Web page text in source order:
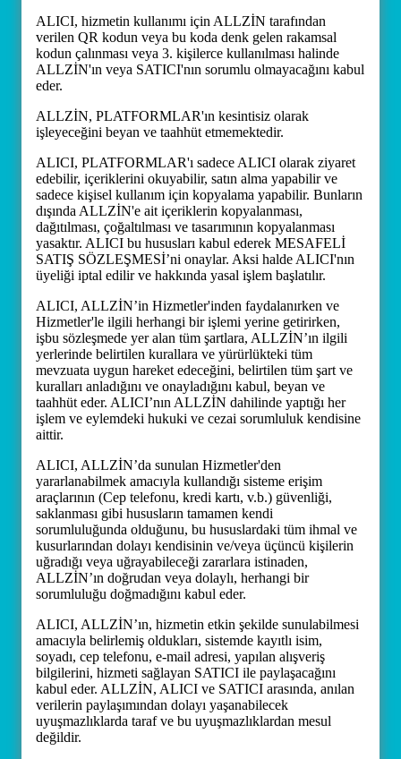
ALICI, hizmetin kullanımı için ALLZİN tarafından
verilen QR kodun veya bu koda denk gelen rakamsal
kodun çalınması veya 3. kişilerce kullanılması halinde
ALLZİN'ın veya SATICI'nın sorumlu olmayacağını kabul
eder.
ALLZİN, PLATFORMLAR'ın kesintisiz olarak
işleyeceğini beyan ve taahhüt etmemektedir.
ALICI, PLATFORMLAR'ı sadece ALICI olarak ziyaret
edebilir, içeriklerini okuyabilir, satın alma yapabilir ve
sadece kişisel kullanım için kopyalama yapabilir. Bunların
dışında ALLZİN'e ait içeriklerin kopyalanması,
dağıtılması, çoğaltılması ve tasarımının kopyalanması
yasaktır. ALICI bu hususları kabul ederek MESAFELİ
SATIŞ SÖZLEŞMESİ’ni onaylar. Aksi halde ALICI'nın
üyeliği iptal edilir ve hakkında yasal işlem başlatılır.
ALICI, ALLZİN’in Hizmetler'inden faydalanırken ve
Hizmetler'le ilgili herhangi bir işlemi yerine getirirken,
işbu sözleşmede yer alan tüm şartlara, ALLZİN’ın ilgili
yerlerinde belirtilen kurallara ve yürürlükteki tüm
mevzuata uygun hareket edeceğini, belirtilen tüm şart ve
kuralları anladığını ve onayladığını kabul, beyan ve
taahhüt eder. ALICI’nın ALLZİN dahilinde yaptığı her
işlem ve eylemdeki hukuki ve cezai sorumluluk kendisine
aittir.
ALICI, ALLZİN’da sunulan Hizmetler'den
yararlanabilmek amacıyla kullandığı sisteme erişim
araçlarının (Cep telefonu, kredi kartı, v.b.) güvenliği,
saklanması gibi hususların tamamen kendi
sorumluluğunda olduğunu, bu hususlardaki tüm ihmal ve
kusurlarından dolayı kendisinin ve/veya üçüncü kişilerin
uğradığı veya uğrayabileceği zararlara istinaden,
ALLZİN’ın doğrudan veya dolaylı, herhangi bir
sorumluluğu doğmadığını kabul eder.
ALICI, ALLZİN’ın, hizmetin etkin şekilde sunulabilmesi
amacıyla belirlemiş oldukları, sistemde kayıtlı isim,
soyadı, cep telefonu, e-mail adresi, yapılan alışveriş
bilgilerini, hizmeti sağlayan SATICI ile paylaşacağını
kabul eder. ALLZİN, ALICI ve SATICI arasında, anılan
verilerin paylaşımından dolayı yaşanabilecek
uyuşmazlıklarda taraf ve bu uyuşmazlıklardan mesul
değildir.